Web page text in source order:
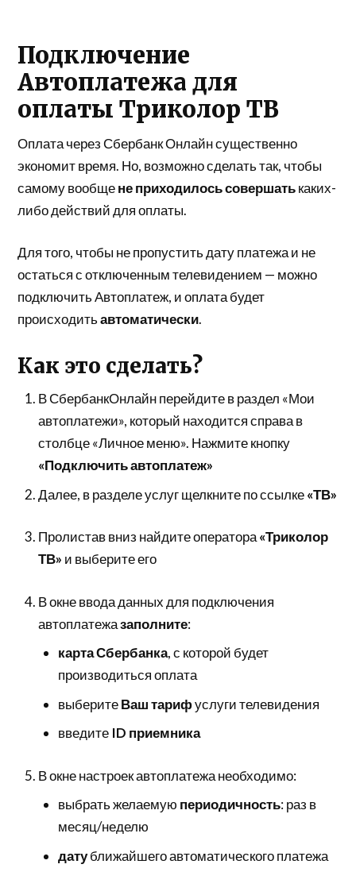
Подключение
Автоплатежа для
оплаты Триколор ТВ
Оплата через Сбербанк Онлайн существенно
экономит время. Но, возможно сделать так, чтобы
самому вообщене приходилось совершатькаких-
либо действий для оплаты.
Для того, чтобы не пропустить дату платежа и не
остаться с отключенным телевидением — можно
подключить Автоплатеж, и оплата будет
происходитьавтоматически.
Как это сделать?
В СбербанкОнлайн перейдите в раздел «Мои
автоплатежи», который находится справа в
столбце «Личное меню». Нажмите кнопку
«Подключить автоплатеж»
Далее, в разделе услуг щелкните по ссылке«ТВ»
Пролистав вниз найдите оператора«Триколор
ТВ» и выберите его
В окне ввода данных для подключения
автоплатежазаполните:
карта Сбербанка, с которой будет
производиться оплата
выберитеВаш тарифуслуги телевидения
введите ID приемника
В окне настроек автоплатежа необходимо:
выбрать желаемую периодичность: раз в
месяц/неделю
датуближайшего автоматического платежа